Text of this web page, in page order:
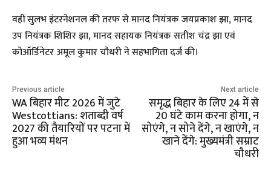
वहीं सुलभ इंटरनेशनल की तरफ से मानद नियंत्रक जयप्रकाश झा, मानद
उप नियंत्रक शिशिर झा, मानद सहायक नियंत्रक सतीश चंद्र झा एवं
कोऑर्डिनेटर अमूल कुमार चौधरी ने सहभागिता दर्ज की।
Previous article
WA बिहार मीट 2026 में जुटे
Westcottians: शताब्दी वर्ष
2027 की तैयारियों पर पटना में
हुआ भव्य मंथन
Next article
समृद्ध बिहार के लिए 24 में से
20 घंटे काम करना होगा, न
सोएंगे, न सोने देंगे, न खाएंगे, न
खाने देंगे: मुख्यमंत्री सम्राट
चौधरी